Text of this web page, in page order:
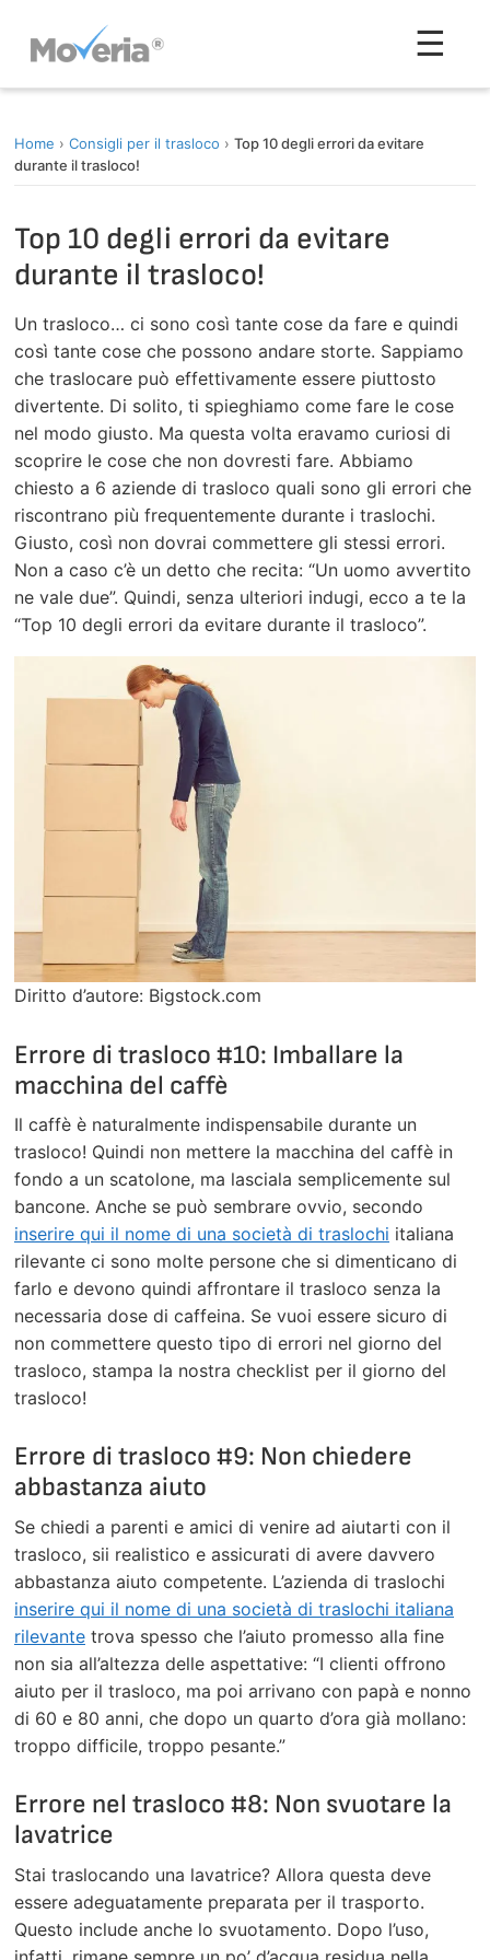
contenuto
☰
Home › Consigli per il trasloco › Top 10 degli errori da evitare
durante il trasloco!
Top 10 degli errori da evitare
durante il trasloco!
Un trasloco… ci sono così tante cose da fare e quindi
così tante cose che possono andare storte. Sappiamo
che traslocare può effettivamente essere piuttosto
divertente. Di solito, ti spieghiamo come fare le cose
nel modo giusto. Ma questa volta eravamo curiosi di
scoprire le cose che non dovresti fare. Abbiamo
chiesto a 6 aziende di trasloco quali sono gli errori che
riscontrano più frequentemente durante i traslochi.
Giusto, così non dovrai commettere gli stessi errori.
Non a caso c’è un detto che recita: “Un uomo avvertito
ne vale due”. Quindi, senza ulteriori indugi, ecco a te la
“Top 10 degli errori da evitare durante il trasloco”.
Diritto d’autore: Bigstock.com
Errore di trasloco #10: Imballare la
macchina del caffè
Il caffè è naturalmente indispensabile durante un
trasloco! Quindi non mettere la macchina del caffè in
fondo a un scatolone, ma lasciala semplicemente sul
bancone. Anche se può sembrare ovvio, secondo
inserire qui il nome di una società di traslochi italiana
rilevante ci sono molte persone che si dimenticano di
farlo e devono quindi affrontare il trasloco senza la
necessaria dose di caffeina. Se vuoi essere sicuro di
non commettere questo tipo di errori nel giorno del
trasloco, stampa la nostra checklist per il giorno del
trasloco!
Errore di trasloco #9: Non chiedere
abbastanza aiuto
Se chiedi a parenti e amici di venire ad aiutarti con il
trasloco, sii realistico e assicurati di avere davvero
abbastanza aiuto competente. L’azienda di traslochi
inserire qui il nome di una società di traslochi italiana
rilevante trova spesso che l’aiuto promesso alla fine
non sia all’altezza delle aspettative: “I clienti offrono
aiuto per il trasloco, ma poi arrivano con papà e nonno
di 60 e 80 anni, che dopo un quarto d’ora già mollano:
troppo difficile, troppo pesante.”
Errore nel trasloco #8: Non svuotare la
lavatrice
Stai traslocando una lavatrice? Allora questa deve
essere adeguatamente preparata per il trasporto.
Questo include anche lo svuotamento. Dopo l’uso,